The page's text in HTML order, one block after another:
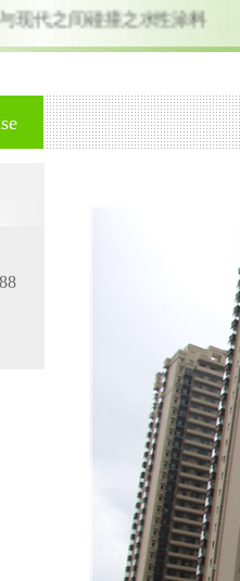
现代之间碰撞之水性涂料